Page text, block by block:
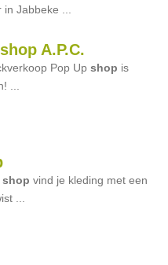
Jabbeke ...
A.P.C.
Pop Upshop is
...
shop vind je kleding met een
...